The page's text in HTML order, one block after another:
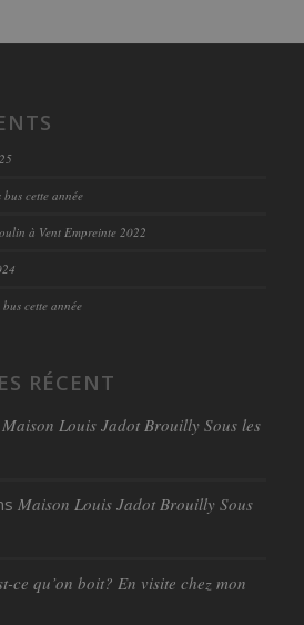
cette année
à Vent Empreinte 2022
cette année
RÉCENT
Maison Louis Jadot Brouilly Sous les
Maison Louis Jadot Brouilly Sous
ce qu’on boit? En visite chez mon